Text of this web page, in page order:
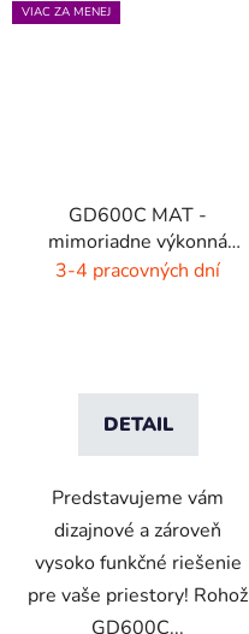
VIAC ZA MENEJ
GD600C MAT -
mimoriadne výkonná
čistiaca rohož - 9 farieb
3-4 pracovných dní
DETAIL
Predstavujeme vám
dizajnové a zároveň
vysoko funkčné riešenie
pre vaše priestory! Rohož
GD600C...